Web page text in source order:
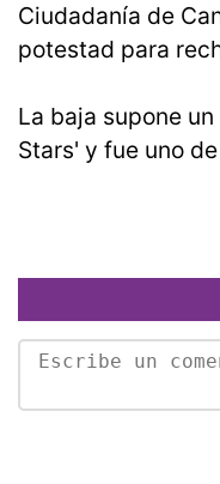
Ciudadanía de
potestad para
La baja supone
Stars' y fue uno